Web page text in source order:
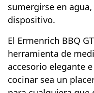
sumergirse en
dispositivo.
El Ermenrich BBQ
herramienta de
accesorio elegante
cocinar sea un